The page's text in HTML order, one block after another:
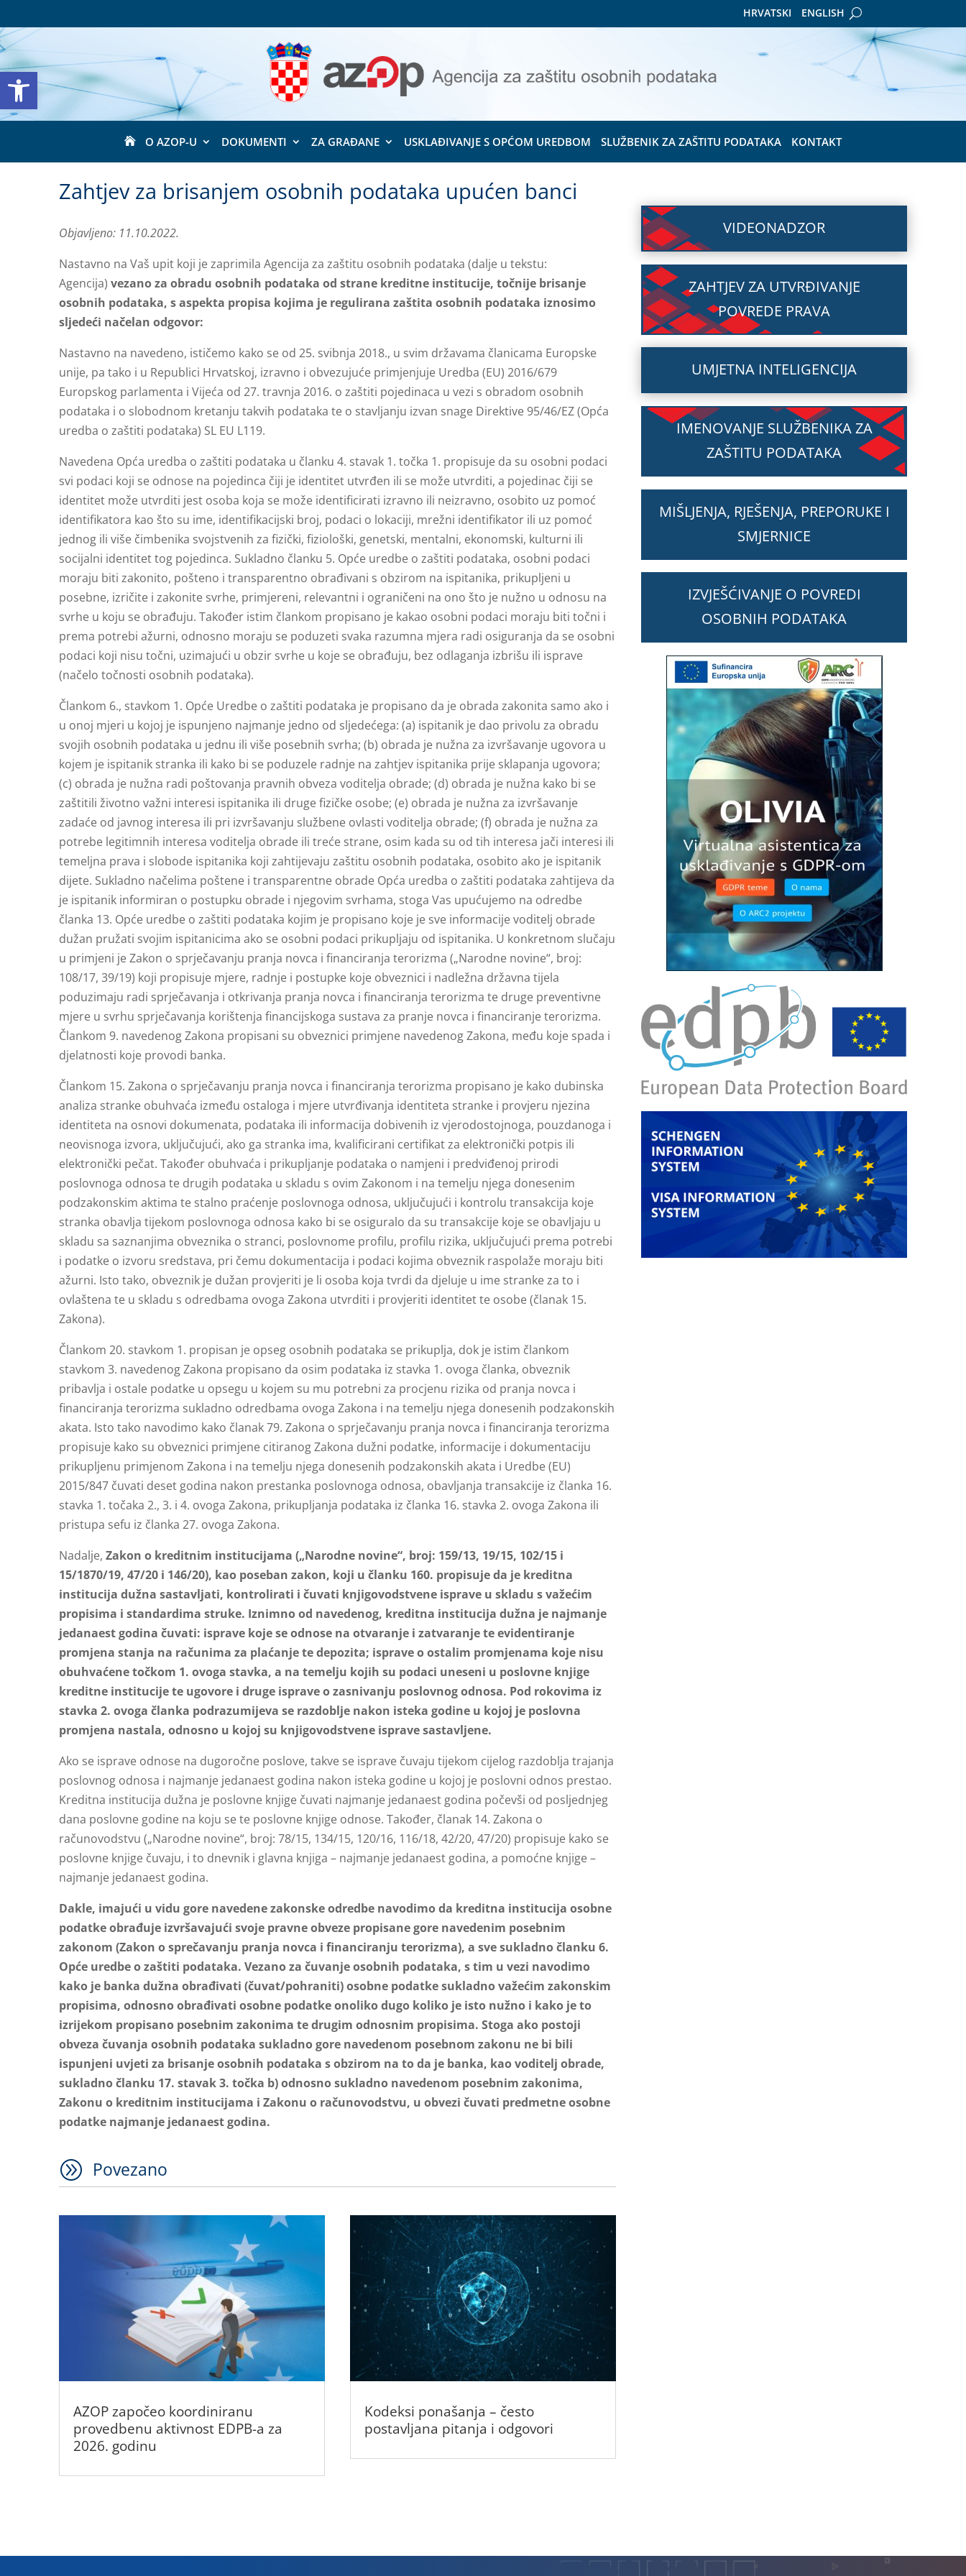
Open toolbar
HRVATSKI ENGLISH
 O AZOP-U DOKUMENTI ZA GRAĐANE USKLAĐIVANJE S OPĆOM UREDBOM SLUŽBENIK ZA ZAŠTITU PODATAKA KONTAKT
Zahtjev za brisanjem osobnih podataka upućen banci
Objavljeno: 11.10.2022.
Nastavno na Vaš upit koji je zaprimila Agencija za zaštitu osobnih podataka (dalje u tekstu:
Agencija) vezano za obradu osobnih podataka od strane kreditne institucije, točnije brisanje
osobnih podataka, s aspekta propisa kojima je regulirana zaštita osobnih podataka iznosimo
sljedeći načelan odgovor:
Nastavno na navedeno, ističemo kako se od 25. svibnja 2018., u svim državama članicama Europske
unije, pa tako i u Republici Hrvatskoj, izravno i obvezujuće primjenjuje Uredba (EU) 2016/679
Europskog parlamenta i Vijeća od 27. travnja 2016. o zaštiti pojedinaca u vezi s obradom osobnih
podataka i o slobodnom kretanju takvih podataka te o stavljanju izvan snage Direktive 95/46/EZ (Opća
uredba o zaštiti podataka) SL EU L119.
Navedena Opća uredba o zaštiti podataka u članku 4. stavak 1. točka 1. propisuje da su osobni podaci
svi podaci koji se odnose na pojedinca čiji je identitet utvrđen ili se može utvrditi, a pojedinac čiji se
identitet može utvrditi jest osoba koja se može identificirati izravno ili neizravno, osobito uz pomoć
identifikatora kao što su ime, identifikacijski broj, podaci o lokaciji, mrežni identifikator ili uz pomoć
jednog ili više čimbenika svojstvenih za fizički, fiziološki, genetski, mentalni, ekonomski, kulturni ili
socijalni identitet tog pojedinca. Sukladno članku 5. Opće uredbe o zaštiti podataka, osobni podaci
moraju biti zakonito, pošteno i transparentno obrađivani s obzirom na ispitanika, prikupljeni u
posebne, izričite i zakonite svrhe, primjereni, relevantni i ograničeni na ono što je nužno u odnosu na
svrhe u koju se obrađuju. Također istim člankom propisano je kakao osobni podaci moraju biti točni i
prema potrebi ažurni, odnosno moraju se poduzeti svaka razumna mjera radi osiguranja da se osobni
podaci koji nisu točni, uzimajući u obzir svrhe u koje se obrađuju, bez odlaganja izbrišu ili isprave
(načelo točnosti osobnih podataka).
Člankom 6., stavkom 1. Opće Uredbe o zaštiti podataka je propisano da je obrada zakonita samo ako i
u onoj mjeri u kojoj je ispunjeno najmanje jedno od sljedećega: (a) ispitanik je dao privolu za obradu
svojih osobnih podataka u jednu ili više posebnih svrha; (b) obrada je nužna za izvršavanje ugovora u
kojem je ispitanik stranka ili kako bi se poduzele radnje na zahtjev ispitanika prije sklapanja ugovora;
(c) obrada je nužna radi poštovanja pravnih obveza voditelja obrade; (d) obrada je nužna kako bi se
zaštitili životno važni interesi ispitanika ili druge fizičke osobe; (e) obrada je nužna za izvršavanje
zadaće od javnog interesa ili pri izvršavanju službene ovlasti voditelja obrade; (f) obrada je nužna za
potrebe legitimnih interesa voditelja obrade ili treće strane, osim kada su od tih interesa jači interesi ili
temeljna prava i slobode ispitanika koji zahtijevaju zaštitu osobnih podataka, osobito ako je ispitanik
dijete. Sukladno načelima poštene i transparentne obrade Opća uredba o zaštiti podataka zahtijeva da
je ispitanik informiran o postupku obrade i njegovim svrhama, stoga Vas upućujemo na odredbe
članka 13. Opće uredbe o zaštiti podataka kojim je propisano koje je sve informacije voditelj obrade
dužan pružati svojim ispitanicima ako se osobni podaci prikupljaju od ispitanika. U konkretnom slučaju
u primjeni je Zakon o sprječavanju pranja novca i financiranja terorizma („Narodne novine“, broj:
108/17, 39/19) koji propisuje mjere, radnje i postupke koje obveznici i nadležna državna tijela
poduzimaju radi sprječavanja i otkrivanja pranja novca i financiranja terorizma te druge preventivne
mjere u svrhu sprječavanja korištenja financijskoga sustava za pranje novca i financiranje terorizma.
Člankom 9. navedenog Zakona propisani su obveznici primjene navedenog Zakona, među koje spada i
djelatnosti koje provodi banka.
Člankom 15. Zakona o sprječavanju pranja novca i financiranja terorizma propisano je kako dubinska
analiza stranke obuhvaća između ostaloga i mjere utvrđivanja identiteta stranke i provjeru njezina
identiteta na osnovi dokumenata, podataka ili informacija dobivenih iz vjerodostojnoga, pouzdanoga i
neovisnoga izvora, uključujući, ako ga stranka ima, kvalificirani certifikat za elektronički potpis ili
elektronički pečat. Također obuhvaća i prikupljanje podataka o namjeni i predviđenoj prirodi
poslovnoga odnosa te drugih podataka u skladu s ovim Zakonom i na temelju njega donesenim
podzakonskim aktima te stalno praćenje poslovnoga odnosa, uključujući i kontrolu transakcija koje
stranka obavlja tijekom poslovnoga odnosa kako bi se osiguralo da su transakcije koje se obavljaju u
skladu sa saznanjima obveznika o stranci, poslovnome profilu, profilu rizika, uključujući prema potrebi
i podatke o izvoru sredstava, pri čemu dokumentacija i podaci kojima obveznik raspolaže moraju biti
ažurni. Isto tako, obveznik je dužan provjeriti je li osoba koja tvrdi da djeluje u ime stranke za to i
ovlaštena te u skladu s odredbama ovoga Zakona utvrditi i provjeriti identitet te osobe (članak 15.
Zakona).
Člankom 20. stavkom 1. propisan je opseg osobnih podataka se prikuplja, dok je istim člankom
stavkom 3. navedenog Zakona propisano da osim podataka iz stavka 1. ovoga članka, obveznik
pribavlja i ostale podatke u opsegu u kojem su mu potrebni za procjenu rizika od pranja novca i
financiranja terorizma sukladno odredbama ovoga Zakona i na temelju njega donesenih podzakonskih
akata. Isto tako navodimo kako članak 79. Zakona o sprječavanju pranja novca i financiranja terorizma
propisuje kako su obveznici primjene citiranog Zakona dužni podatke, informacije i dokumentaciju
prikupljenu primjenom Zakona i na temelju njega donesenih podzakonskih akata i Uredbe (EU)
2015/847 čuvati deset godina nakon prestanka poslovnoga odnosa, obavljanja transakcije iz članka 16.
stavka 1. točaka 2., 3. i 4. ovoga Zakona, prikupljanja podataka iz članka 16. stavka 2. ovoga Zakona ili
pristupa sefu iz članka 27. ovoga Zakona.
Nadalje, Zakon o kreditnim institucijama („Narodne novine“, broj: 159/13, 19/15, 102/15 i
15/1870/19, 47/20 i 146/20), kao poseban zakon, koji u članku 160. propisuje da je kreditna
institucija dužna sastavljati, kontrolirati i čuvati knjigovodstvene isprave u skladu s važećim
propisima i standardima struke. Iznimno od navedenog, kreditna institucija dužna je najmanje
jedanaest godina čuvati: isprave koje se odnose na otvaranje i zatvaranje te evidentiranje
promjena stanja na računima za plaćanje te depozita; isprave o ostalim promjenama koje nisu
obuhvaćene točkom 1. ovoga stavka, a na temelju kojih su podaci uneseni u poslovne knjige
kreditne institucije te ugovore i druge isprave o zasnivanju poslovnog odnosa. Pod rokovima iz
stavka 2. ovoga članka podrazumijeva se razdoblje nakon isteka godine u kojoj je poslovna
promjena nastala, odnosno u kojoj su knjigovodstvene isprave sastavljene.
Ako se isprave odnose na dugoročne poslove, takve se isprave čuvaju tijekom cijelog razdoblja trajanja
poslovnog odnosa i najmanje jedanaest godina nakon isteka godine u kojoj je poslovni odnos prestao.
Kreditna institucija dužna je poslovne knjige čuvati najmanje jedanaest godina počevši od posljednjeg
dana poslovne godine na koju se te poslovne knjige odnose. Također, članak 14. Zakona o
računovodstvu („Narodne novine“, broj: 78/15, 134/15, 120/16, 116/18, 42/20, 47/20) propisuje kako se
poslovne knjige čuvaju, i to dnevnik i glavna knjiga – najmanje jedanaest godina, a pomoćne knjige –
najmanje jedanaest godina.
Dakle, imajući u vidu gore navedene zakonske odredbe navodimo da kreditna institucija osobne
podatke obrađuje izvršavajući svoje pravne obveze propisane gore navedenim posebnim
zakonom (Zakon o sprečavanju pranja novca i financiranju terorizma), a sve sukladno članku 6.
Opće uredbe o zaštiti podataka. Vezano za čuvanje osobnih podataka, s tim u vezi navodimo
kako je banka dužna obrađivati (čuvat/pohraniti) osobne podatke sukladno važećim zakonskim
propisima, odnosno obrađivati osobne podatke onoliko dugo koliko je isto nužno i kako je to
izrijekom propisano posebnim zakonima te drugim odnosnim propisima. Stoga ako postoji
obveza čuvanja osobnih podataka sukladno gore navedenom posebnom zakonu ne bi bili
ispunjeni uvjeti za brisanje osobnih podataka s obzirom na to da je banka, kao voditelj obrade,
sukladno članku 17. stavak 3. točka b) odnosno sukladno navedenom posebnim zakonima,
Zakonu o kreditnim institucijama i Zakonu o računovodstvu, u obvezi čuvati predmetne osobne
podatke najmanje jedanaest godina.
A Povezano
AZOP započeo koordiniranu
provedbenu aktivnost EDPB-a za
2026. godinu
Kodeksi ponašanja – često
postavljana pitanja i odgovori
VIDEONADZOR
ZAHTJEV ZA UTVRĐIVANJE
POVREDE PRAVA
UMJETNA INTELIGENCIJA
IMENOVANJE SLUŽBENIKA ZA
ZAŠTITU PODATAKA
MIŠLJENJA, RJEŠENJA, PREPORUKE I
SMJERNICE
IZVJEŠĆIVANJE O POVREDI
OSOBNIH PODATAKA